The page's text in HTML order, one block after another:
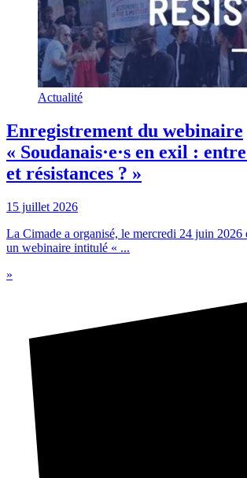
Actualité
Enregistrement du webinaire
« Soudanais·e·s en exil :
et résistances ? »
15 juillet 2026
La Cimade a organisé, le mercredi 24 juin 2026
un webinaire intitulé « ...
»